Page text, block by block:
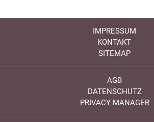
IMPRESSUM
KONTAKT
SITEMAP
AGB
DATENSCHUTZ
PRIVACY MANAGER